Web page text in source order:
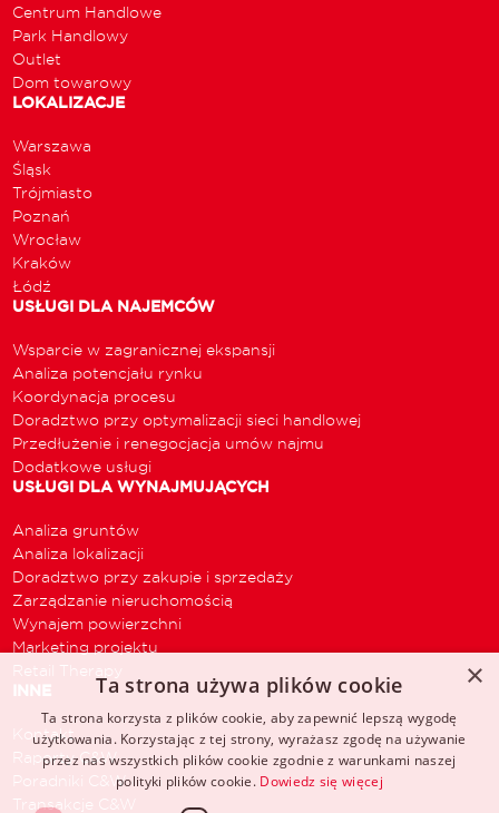
Centrum Handlowe
Park Handlowy
Outlet
Dom towarowy
LOKALIZACJE
Warszawa
Śląsk
Trójmiasto
Poznań
Wrocław
Kraków
Łódź
USŁUGI DLA NAJEMCÓW
Wsparcie w zagranicznej ekspansji
Analiza potencjału rynku
Koordynacja procesu
Doradztwo przy optymalizacji sieci handlowej
Przedłużenie i renegocjacja umów najmu
Dodatkowe usługi
USŁUGI DLA WYNAJMUJĄCYCH
Analiza gruntów
Analiza lokalizacji
Doradztwo przy zakupie i sprzedaży
Zarządzanie nieruchomością
Wynajem powierzchni
Marketing projektu
Retail Therapy
INNE
Kontakt
Raporty C&W
Poradniki C&W
Transakcje C&W
×
Ta strona używa plików cookie
Ta strona korzysta z plików cookie, aby zapewnić lepszą wygodę
użytkowania. Korzystając z tej strony, wyrażasz zgodę na używanie
przez nas wszystkich plików cookie zgodnie z warunkami naszej
polityki plików cookie. Dowiedz się więcej